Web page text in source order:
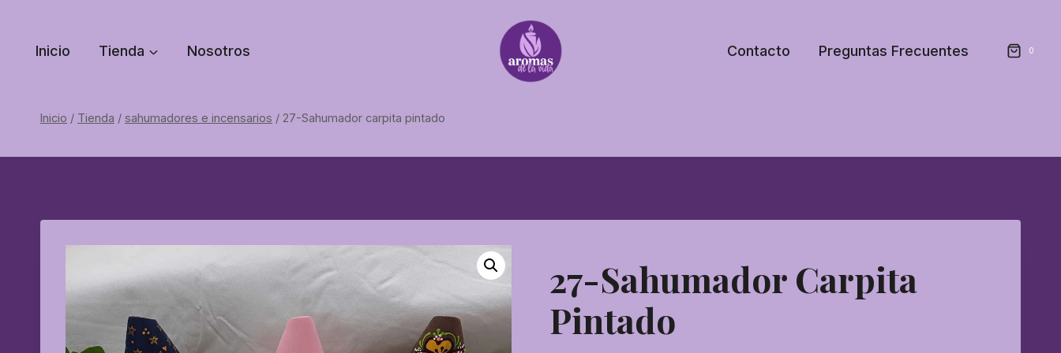
contenido
Inicio Tienda Nosotros Contacto Preguntas Frecuentes 0
Inicio / Tienda / sahumadores e incensarios / 27-Sahumador carpita pintado
27-Sahumador Carpita
Pintado